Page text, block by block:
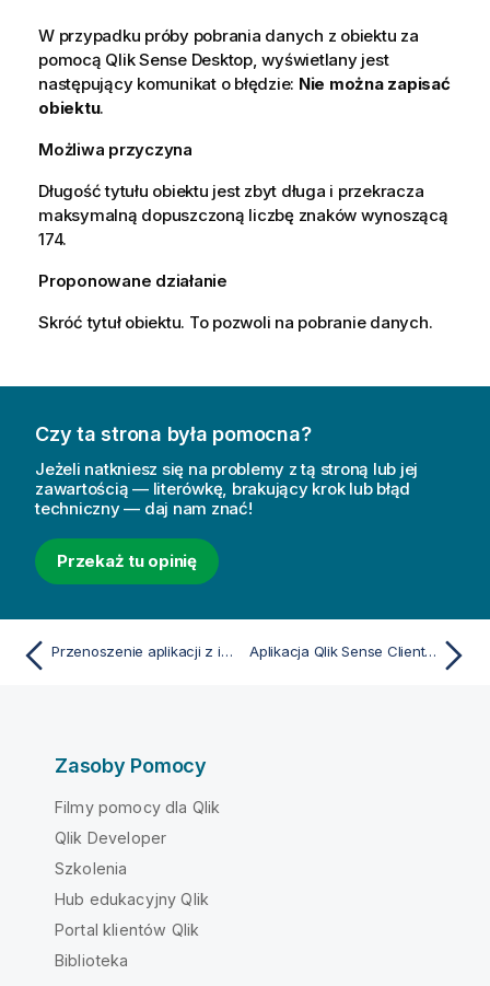
W przypadku próby pobrania danych z obiektu za
pomocą Qlik Sense Desktop, wyświetlany jest
następujący komunikat o błędzie: Nie można zapisać
obiektu.
Możliwa przyczyna
Długość tytułu obiektu jest zbyt długa i przekracza
maksymalną dopuszczoną liczbę znaków wynoszącą
174.
Proponowane działanie
Skróć tytuł obiektu. To pozwoli na pobranie danych.
Czy ta strona była pomocna?
Jeżeli natkniesz się na problemy z tą stroną lub jej
zawartością — literówkę, brakujący krok lub błąd
techniczny — daj nam znać!
Przekaż tu opinię
Przenoszenie aplikacji z instalacji programu Qlik Sense Desktop Aplikacja Qlik Sense Client-Managed Mobile
Zasoby Pomocy
Filmy pomocy dla Qlik
Qlik Developer
Szkolenia
Hub edukacyjny Qlik
Portal klientów Qlik
Biblioteka